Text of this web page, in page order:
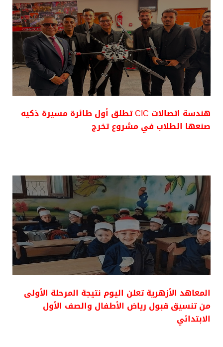
هندسة اتصالات CIC تطلق أول طائرة مسيرة ذكيه
صنعها الطلاب في مشروع تخرج
المعاهد الأزهرية تعلن اليوم نتيجة المرحلة الأولى
من تنسيق قبول رياض الأطفال والصف الأول
الابتدائي